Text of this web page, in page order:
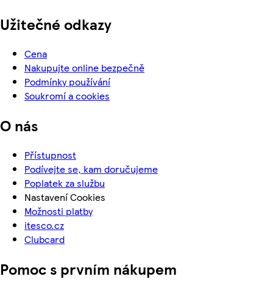
Užitečné odkazy
Cena
Nakupujte online bezpečně
Podmínky používání
Soukromí a cookies
O nás
Přístupnost
Podívejte se, kam doručujeme
Poplatek za službu
Nastavení Cookies
Možnosti platby
itesco.cz
Clubcard
Pomoc s prvním nákupem